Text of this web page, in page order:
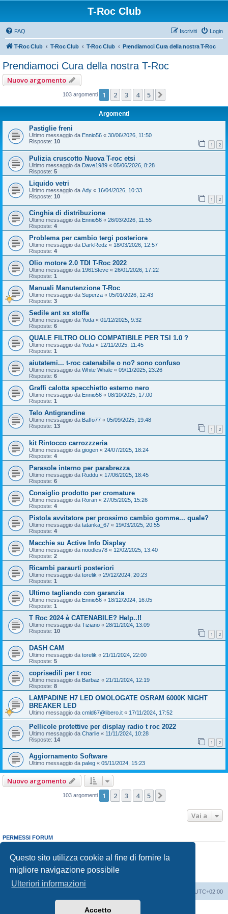
Questo sito utilizza cookie al fine di fornire la
migliore navigazione possibile
Ulteriori informazioni
Accetto
T-Roc Club
FAQ Login
Iscriviti
T-Roc Club T-Roc Club T-Roc Club Prendiamoci Cura della nostra T-Roc
Prendiamoci Cura della nostra T-Roc
Nuovo argomento
103 argomenti 1 2 3 4 5
Argomenti
Pastiglie freni
Ultimo messaggio da Ennio56 « 30/06/2026, 11:50
Risposte: 10 1 2
Pulizia cruscotto Nuova T-roc etsi
Ultimo messaggio da Dave1989 « 05/06/2026, 8:28
Risposte: 5
Liquido vetri
Ultimo messaggio da Ady « 16/04/2026, 10:33
Risposte: 10 1 2
Cinghia di distribuzione
Ultimo messaggio da Ennio56 « 26/03/2026, 11:55
Risposte: 4
Problema per cambio tergi posteriore
Ultimo messaggio da DarkRedz « 18/03/2026, 12:57
Risposte: 4
Olio motore 2.0 TDI T-Roc 2022
Ultimo messaggio da 1961Steve « 26/01/2026, 17:22
Risposte: 1
Manuali Manutenzione T-Roc
Ultimo messaggio da Superza « 05/01/2026, 12:43
Risposte: 3
Sedile ant sx stoffa
Ultimo messaggio da Yoda « 01/12/2025, 9:32
Risposte: 6
QUALE FILTRO OLIO COMPATIBILE PER TSI 1.0 ?
Ultimo messaggio da Yoda « 12/11/2025, 11:45
Risposte: 1
aiutatemi... t-roc catenabile o no? sono confuso
Ultimo messaggio da White Whale « 09/11/2025, 23:26
Risposte: 6
Graffi calotta specchietto esterno nero
Ultimo messaggio da Ennio56 « 08/10/2025, 17:00
Risposte: 1
Telo Antigrandine
Ultimo messaggio da Baffo77 « 05/09/2025, 19:48
Risposte: 13 1 2
kit Rintocco carrozzzeria
Ultimo messaggio da giogen « 24/07/2025, 18:24
Risposte: 4
Parasole interno per parabrezza
Ultimo messaggio da Ruddu « 17/06/2025, 18:45
Risposte: 6
Consiglio prodotto per cromature
Ultimo messaggio da Roran « 27/05/2025, 15:26
Risposte: 4
Pistola avvitatore per prossimo cambio gomme... quale?
Ultimo messaggio da tatanka_67 « 19/03/2025, 20:55
Risposte: 4
Macchie su Active Info Display
Ultimo messaggio da noodles78 « 12/02/2025, 13:40
Risposte: 2
Ricambi paraurti posteriori
Ultimo messaggio da torelik « 29/12/2024, 20:23
Risposte: 1
Ultimo tagliando con garanzia
Ultimo messaggio da Ennio56 « 18/12/2024, 16:05
Risposte: 1
T Roc 2024 è CATENABILE? Help..!!
Ultimo messaggio da Tiziano « 28/11/2024, 13:09
Risposte: 10 1 2
DASH CAM
Ultimo messaggio da torelik « 21/11/2024, 22:00
Risposte: 5
coprisedili per t roc
Ultimo messaggio da Barbaz « 21/11/2024, 12:19
Risposte: 8
LAMPADINE H7 LED OMOLOGATE OSRAM 6000K NIGHT
BREAKER LED
Ultimo messaggio da cmld67@libero.it « 17/11/2024, 17:52
Pellicole protettive per display radio t roc 2022
Ultimo messaggio da Charlie « 11/11/2024, 10:28
Risposte: 14 1 2
Aggiornamento Software
Ultimo messaggio da paleg « 05/11/2024, 15:23
Nuovo argomento
103 argomenti 1 2 3 4 5
Vai a
PERMESSI FORUM
Non puoi
rispondere negli argomenti
Non puoimodificare i tuoi messaggi
Non puoicancellare i tuoi messaggi
Non puoi
inviare allegati
UTC+02:00
phpBB® Forum Software © phpBB Limited